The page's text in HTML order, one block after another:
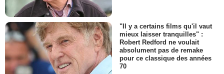
"Il y a certains films qu'il vaut
mieux laisser tranquilles" :
Robert Redford ne voulait
absolument pas de remake
pour ce classique des années
70